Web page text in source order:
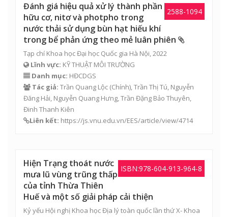
2588-1094
Đánh giá hiệu quả xử lý thành phần
hữu cơ, nitơ và photpho trong
nước thải sử dụng bùn hạt hiếu khí
trong bể phản ứng theo mẻ luân phiên
Tạp chí Khoa học Đại học Quốc gia Hà Nội, 2022
Lĩnh vực: KỸ THUẬT MÔI TRƯỜNG
Danh mục: HĐCDGS
Tác giả: Trần Quang Lộc (Chính),Trần Thị Tú, Nguyễn
Đăng Hải, Nguyễn Quang Hưng,Trần Đặng Bảo Thuyên,
Đinh Thanh Kiên
Liên kết: https://js.vnu.edu.vn/EES/article/view/4714
ISBN:978-604-913-964-8
Hiện Trạng thoát nước
mưa lũ vùng trũng thấp
của tỉnh Thừa Thiên
Huế và một số giải pháp cải thiện
Kỷ yếu Hội nghị Khoa học Địa lý toàn quốc lần thứ X- Khoa